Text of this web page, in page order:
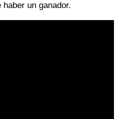
un ganador.